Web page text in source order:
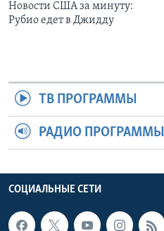
Новости США за минуту:
Рубио едет в Джидду
ТВ ПРОГРАММЫ
РАДИО ПРОГРАММЫ
СОЦИАЛЬНЫЕ СЕТИ